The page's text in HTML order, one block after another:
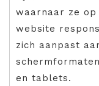
waarnaar ze op
website
zich aanpast
en tablets.